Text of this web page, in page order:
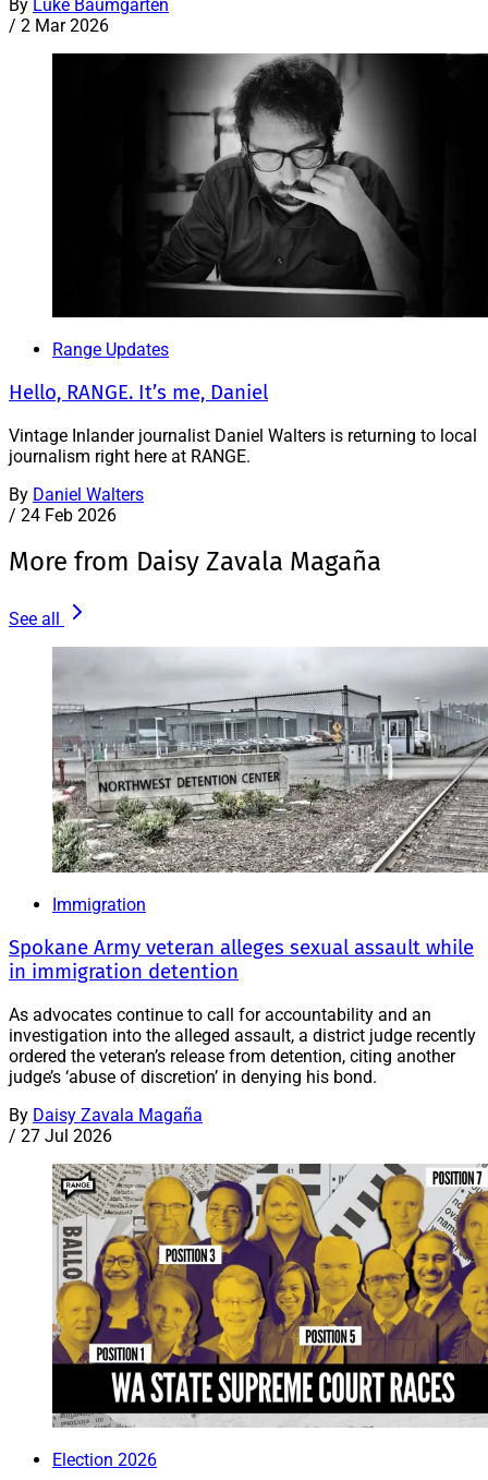
By Luke Baumgarten
/ 2 Mar 2026
Range Updates
Hello, RANGE. It’s me, Daniel
Vintage Inlander journalist Daniel Walters is returning to local
journalism right here at RANGE.
By Daniel Walters
/ 24 Feb 2026
More from Daisy Zavala Magaña
See all
Immigration
Spokane Army veteran alleges sexual assault while
in immigration detention
As advocates continue to call for accountability and an
investigation into the alleged assault, a district judge recently
ordered the veteran’s release from detention, citing another
judge’s ‘abuse of discretion’ in denying his bond.
By Daisy Zavala Magaña
/ 27 Jul 2026
Election 2026